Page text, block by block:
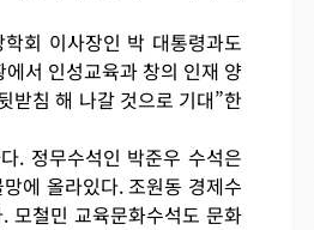
회 이사장인 박 대통령과도
서 인성교육과 창의 인재 양
받침 해 나갈 것으로 기대”한
. 정무수석인 박준우 수석은
에 올라있다. 조원동 경제수
모철민 교육문화수석도 문화